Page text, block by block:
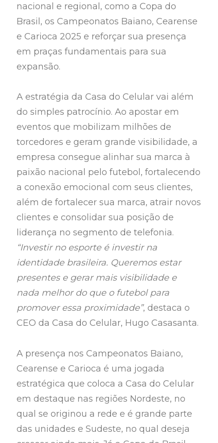
nacional e regional, como a Copa do
Brasil, os Campeonatos Baiano, Cearense
e Carioca 2025 e reforçar sua presença
em praças fundamentais para sua
expansão.
A estratégia da Casa do Celular vai além
do simples patrocínio. Ao apostar em
eventos que mobilizam milhões de
torcedores e geram grande visibilidade, a
empresa consegue alinhar sua marca à
paixão nacional pelo futebol, fortalecendo
a conexão emocional com seus clientes,
além de fortalecer sua marca, atrair novos
clientes e consolidar sua posição de
liderança no segmento de telefonia.
“Investir no esporte é investir na
identidade brasileira. Queremos estar
presentes e gerar mais visibilidade e
nada melhor do que o futebol para
promover essa proximidade”, destaca o
CEO da Casa do Celular, Hugo Casasanta.
A presença nos Campeonatos Baiano,
Cearense e Carioca é uma jogada
estratégica que coloca a Casa do Celular
em destaque nas regiões Nordeste, no
qual se originou a rede e é grande parte
das unidades e Sudeste, no qual deseja